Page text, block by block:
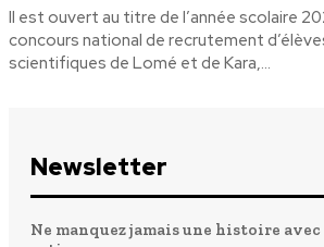
Il est ouvert au titre de l’année scolaire
concours national de recrutement
scientifiques de Lomé et de Kara,...
Newsletter
Ne manquez jamais une histoire